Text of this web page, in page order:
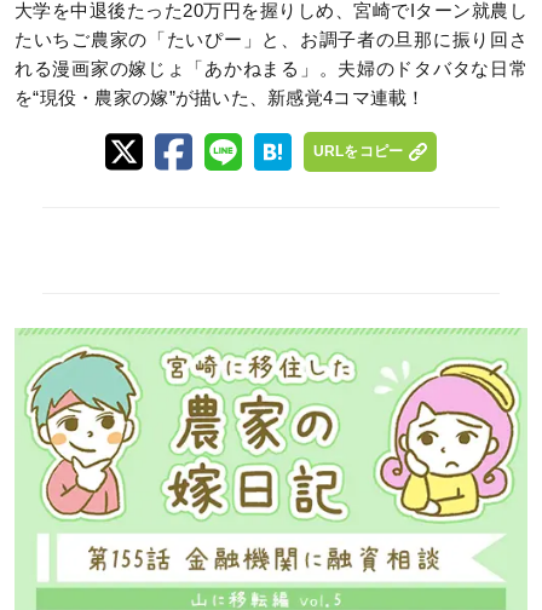
大学を中退後たった20万円を握りしめ、宮崎でIターン就農し
たいちご農家の「たいぴー」と、お調子者の旦那に振り回さ
れる漫画家の嫁じょ「あかねまる」。夫婦のドタバタな日常
を“現役・農家の嫁”が描いた、新感覚4コマ連載！
URLをコピー